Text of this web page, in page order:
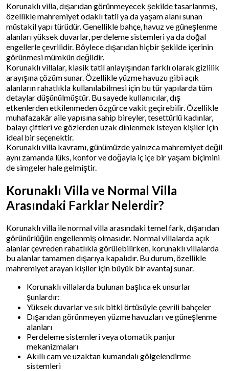
Korunaklı villa, dışarıdan görünmeyecek şekilde tasarlanmış,
özellikle mahremiyet odaklı tatil ya da yaşam alanı sunan
müstakil yapı türüdür. Genellikle bahçe, havuz ve güneşlenme
alanları yüksek duvarlar, perdeleme sistemleri ya da doğal
engellerle çevrilidir. Böylece dışarıdan hiçbir şekilde içerinin
görünmesi mümkün değildir.
Korunaklı villalar, klasik tatil anlayışından farklı olarak gizlilik
arayışına çözüm sunar. Özellikle yüzme havuzu gibi açık
alanların rahatlıkla kullanılabilmesi için bu tür yapılarda tüm
detaylar düşünülmüştür. Bu sayede kullanıcılar, dış
etkenlerden etkilenmeden özgürce vakit geçirebilir. Özellikle
muhafazakâr aile yapısına sahip bireyler, tesettürlü kadınlar,
balayı çiftleri ve gözlerden uzak dinlenmek isteyen kişiler için
ideal bir seçenektir.
Korunaklı villa kavramı, günümüzde yalnızca mahremiyet değil
aynı zamanda lüks, konfor ve doğayla iç içe bir yaşam biçimini
de simgeler hale gelmiştir.
Korunaklı Villa ve Normal Villa
Arasındaki Farklar Nelerdir?
Korunaklı villa ile normal villa arasındaki temel fark, dışarıdan
görünürlüğün engellenmiş olmasıdır. Normal villalarda açık
alanlar çevreden rahatlıkla görülebilirken, korunaklı villalarda
bu alanlar tamamen dışarıya kapalıdır. Bu durum, özellikle
mahremiyet arayan kişiler için büyük bir avantaj sunar.
Korunaklı villalarda bulunan başlıca ek unsurlar
şunlardır:
Yüksek duvarlar ve sık bitki örtüsüyle çevrili bahçeler
Dışarıdan görünmeyen yüzme havuzları ve güneşlenme
alanları
Perdeleme sistemleri veya otomatik panjur
mekanizmaları
Akıllı cam ve uzaktan kumandalı gölgelendirme
sistemleri